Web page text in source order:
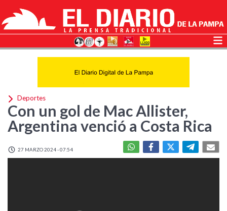
Deportes
Con un gol de Mac Allister,
Argentina venció a Costa Rica
27 MARZO 2024 - 07:54